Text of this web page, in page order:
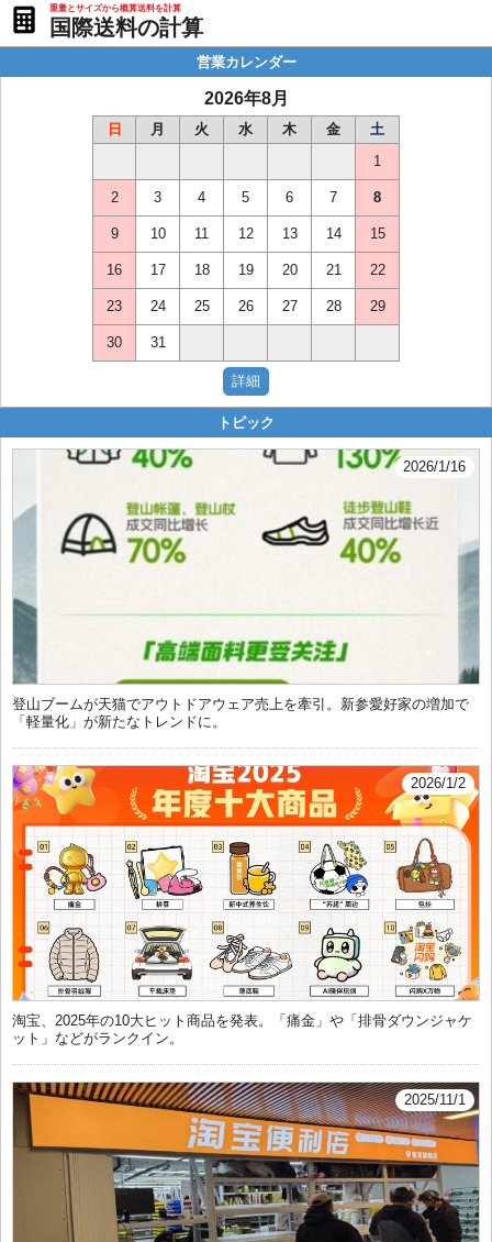
重量とサイズから概算送料を計算
国際送料の計算
営業カレンダー
2026年8月
日 月 火 水 木 金
土
1
2 3 4 5 6 7 8
9 10 11 12 13 14 15
16 17 18 19 20 21 22
23 24 25 26 27 28 29
30 31
トピック
2026/1/16
登山ブームが天猫でアウトドアウェア売上を牽引。新参愛好家の増加で
「軽量化」が新たなトレンドに。
2026/1/2
淘宝、2025年の10大ヒット商品を発表。「痛金」や「排骨ダウンジャケ
ット」などがランクイン。
2025/11/1